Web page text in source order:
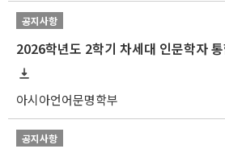
공지사항
아시아언어문명학부
공지사항